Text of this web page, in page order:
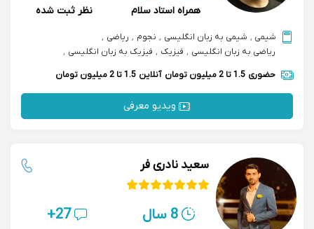
همراه استاد سلام نظر ثبت شده
شیمی , شیمی به زبان انگلیسی , نجوم , ریاضی ,
ریاضی به زبان انگلیسی , فیزیک , فیزیک به زبان انگلیسی ,
حضوری 1.5 تا 2 میلیون تومان آنلاین 1.5 تا 2 میلیون تومان
ویدیو معرفی
سعید نادری فر
8 سال 27+